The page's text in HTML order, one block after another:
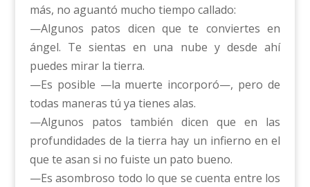
más, no aguantó mucho tiempo callado:
—Algunos patos dicen que te conviertes en
ángel. Te sientas en una nube y desde ahí
puedes mirar la tierra.
—Es posible —la muerte incorporó—, pero de
todas maneras tú ya tienes alas.
—Algunos patos también dicen que en las
profundidades de la tierra hay un infierno en el
que te asan si no fuiste un pato bueno.
—Es asombroso todo lo que se cuenta entre los